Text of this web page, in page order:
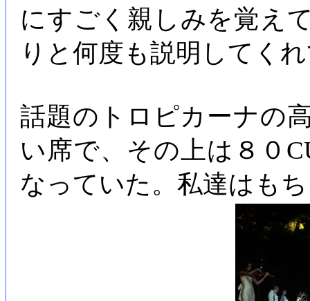
にすごく親しみを覚え
りと何度も説明してく
話題のトロピカーナの
い席で、その上は８０
なっていた。私達はも